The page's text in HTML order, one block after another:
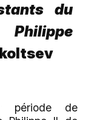
du
période de